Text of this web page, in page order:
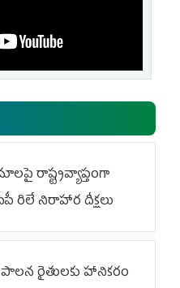
రాష్ట్రవ్యాప్తంగా
రిలే నిరాహార దీక్షలు
రైతులకు హానికరం